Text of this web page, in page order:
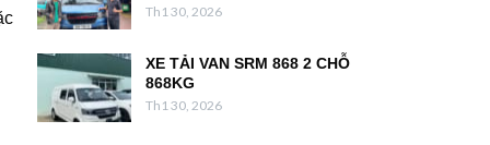
Th1 30, 2026
XE TẢI VAN SRM 868 2 CHỖ
868KG
Th1 30, 2026